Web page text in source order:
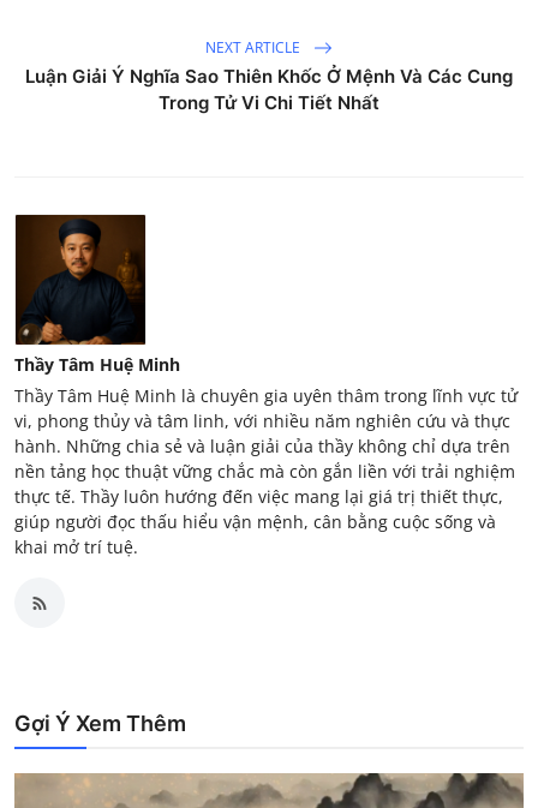
NEXT ARTICLE
Luận Giải Ý Nghĩa Sao Thiên Khốc Ở Mệnh Và Các Cung
Trong Tử Vi Chi Tiết Nhất
Thầy Tâm Huệ Minh
Thầy Tâm Huệ Minh là chuyên gia uyên thâm trong lĩnh vực tử
vi, phong thủy và tâm linh, với nhiều năm nghiên cứu và thực
hành. Những chia sẻ và luận giải của thầy không chỉ dựa trên
nền tảng học thuật vững chắc mà còn gắn liền với trải nghiệm
thực tế. Thầy luôn hướng đến việc mang lại giá trị thiết thực,
giúp người đọc thấu hiểu vận mệnh, cân bằng cuộc sống và
khai mở trí tuệ.
Gợi Ý Xem Thêm